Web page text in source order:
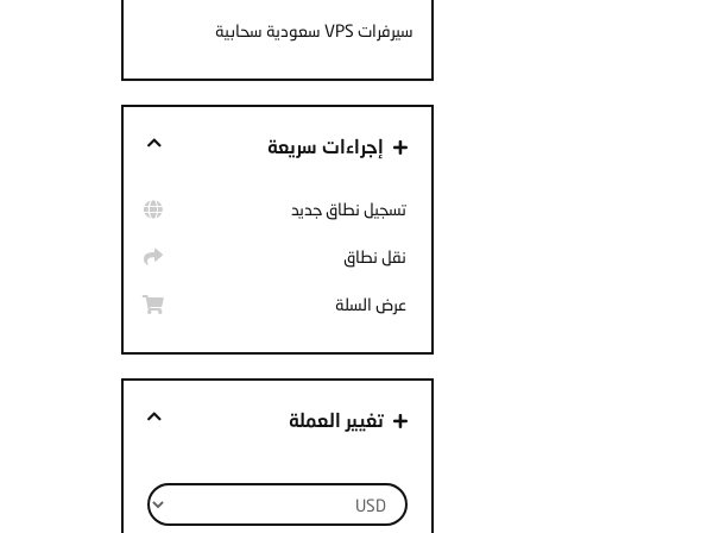
سيرفرات VPS سعودية سحابية
إجراءات سريعة
تسجيل نطاق جديد
نقل نطاق
عرض السلة
تغيير العملة